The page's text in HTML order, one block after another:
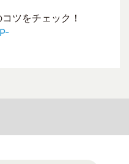
ツをチェック！